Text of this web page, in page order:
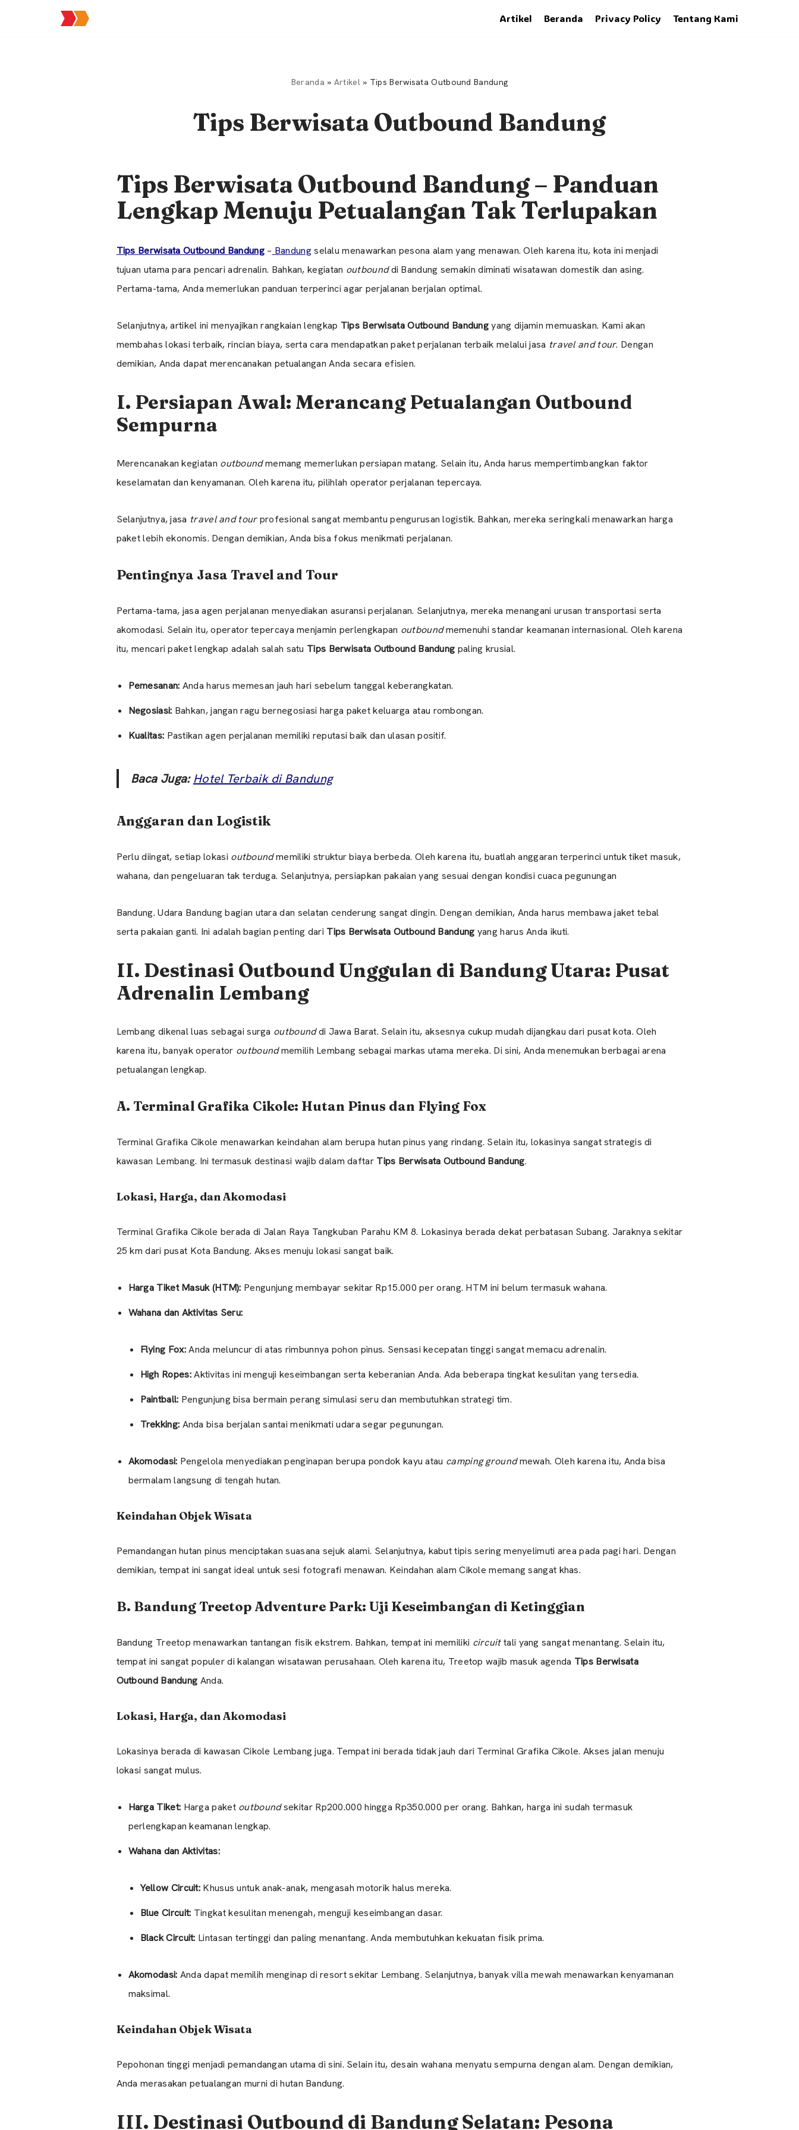
Artikel Beranda Privacy Policy Tentang Kami
Beranda » Artikel» Tips Berwisata Outbound Bandung
Tips Berwisata Outbound Bandung
Tips Berwisata Outbound Bandung – Panduan
Lengkap Menuju Petualangan Tak Terlupakan
Tips Berwisata Outbound Bandung– Bandungselalu menawarkan pesona alam yang menawan. Oleh karena itu, kota ini menjadi
tujuan utama para pencari adrenalin. Bahkan, kegiatan outbounddi Bandung semakin diminati wisatawan domestik dan asing.
Pertama-tama, Anda memerlukan panduan terperinci agar perjalanan berjalan optimal.
Selanjutnya, artikel ini menyajikan rangkaian lengkap Tips Berwisata Outbound Bandungyang dijamin memuaskan. Kami akan
membahas lokasi terbaik, rincian biaya, serta cara mendapatkan paket perjalanan terbaik melalui jasa travel and tour. Dengan
demikian, Anda dapat merencanakan petualangan Anda secara efisien.
I. Persiapan Awal: Merancang Petualangan Outbound
Sempurna
Merencanakan kegiatan outboundmemang memerlukan persiapan matang. Selain itu, Anda harus mempertimbangkan faktor
keselamatan dan kenyamanan. Oleh karena itu, pilihlah operator perjalanan tepercaya.
Selanjutnya, jasa travel and tourprofesional sangat membantu pengurusan logistik. Bahkan, mereka seringkali menawarkan harga
paket lebih ekonomis. Dengan demikian, Anda bisa fokus menikmati perjalanan.
Pentingnya Jasa Travel and Tour
Pertama-tama, jasa agen perjalanan menyediakan asuransi perjalanan. Selanjutnya, mereka menangani urusan transportasi serta
akomodasi. Selain itu, operator tepercaya menjamin perlengkapan outboundmemenuhi standar keamanan internasional. Oleh karena
itu, mencari paket lengkap adalah salah satu Tips Berwisata Outbound Bandung paling krusial.
Pemesanan: Anda harus memesan jauh hari sebelum tanggal keberangkatan.
Negosiasi: Bahkan, jangan ragu bernegosiasi harga paket keluarga atau rombongan.
Kualitas: Pastikan agen perjalanan memiliki reputasi baik dan ulasan positif.
Baca Juga:Hotel Terbaik di Bandung
Anggaran dan Logistik
Perlu diingat, setiap lokasi outboundmemiliki struktur biaya berbeda. Oleh karena itu, buatlah anggaran terperinci untuk tiket masuk,
wahana, dan pengeluaran tak terduga. Selanjutnya, persiapkan pakaian yang sesuai dengan kondisi cuaca pegunungan
Bandung. Udara Bandung bagian utara dan selatan cenderung sangat dingin. Dengan demikian, Anda harus membawa jaket tebal
serta pakaian ganti. Ini adalah bagian penting dari Tips Berwisata Outbound Bandung yang harus Anda ikuti.
II. Destinasi Outbound Unggulan di Bandung Utara: Pusat
Adrenalin Lembang
Lembang dikenal luas sebagai surga outbounddi Jawa Barat. Selain itu, aksesnya cukup mudah dijangkau dari pusat kota. Oleh
karena itu, banyak operator outboundmemilih Lembang sebagai markas utama mereka. Di sini, Anda menemukan berbagai arena
petualangan lengkap.
A. Terminal Grafika Cikole: Hutan Pinus dan Flying Fox
Terminal Grafika Cikole menawarkan keindahan alam berupa hutan pinus yang rindang. Selain itu, lokasinya sangat strategis di
kawasan Lembang. Ini termasuk destinasi wajib dalam daftar Tips Berwisata Outbound Bandung.
Lokasi, Harga, dan Akomodasi
Terminal Grafika Cikole berada di Jalan Raya Tangkuban Parahu KM 8. Lokasinya berada dekat perbatasan Subang. Jaraknya sekitar
25 km dari pusat Kota Bandung. Akses menuju lokasi sangat baik.
Harga Tiket Masuk (HTM): Pengunjung membayar sekitar Rp15.000 per orang. HTM ini belum termasuk wahana.
Wahana dan Aktivitas Seru:
Flying Fox:Anda meluncur di atas rimbunnya pohon pinus. Sensasi kecepatan tinggi sangat memacu adrenalin.
High Ropes:Aktivitas ini menguji keseimbangan serta keberanian Anda. Ada beberapa tingkat kesulitan yang tersedia.
Paintball: Pengunjung bisa bermain perang simulasi seru dan membutuhkan strategi tim.
Trekking: Anda bisa berjalan santai menikmati udara segar pegunungan.
Akomodasi: Pengelola menyediakan penginapan berupa pondok kayu atau camping groundmewah. Oleh karena itu, Anda bisa
bermalam langsung di tengah hutan.
Keindahan Objek Wisata
Pemandangan hutan pinus menciptakan suasana sejuk alami. Selanjutnya, kabut tipis sering menyelimuti area pada pagi hari. Dengan
demikian, tempat ini sangat ideal untuk sesi fotografi menawan. Keindahan alam Cikole memang sangat khas.
B. Bandung Treetop Adventure Park: Uji Keseimbangan di Ketinggian
Bandung Treetop menawarkan tantangan fisik ekstrem. Bahkan, tempat ini memiliki circuittali yang sangat menantang. Selain itu,
tempat ini sangat populer di kalangan wisatawan perusahaan. Oleh karena itu, Treetop wajib masuk agenda Tips Berwisata
Outbound Bandung Anda.
Lokasi, Harga, dan Akomodasi
Lokasinya berada di kawasan Cikole Lembang juga. Tempat ini berada tidak jauh dari Terminal Grafika Cikole. Akses jalan menuju
lokasi sangat mulus.
Harga Tiket: Harga paket outboundsekitar Rp200.000 hingga Rp350.000 per orang. Bahkan, harga ini sudah termasuk
perlengkapan keamanan lengkap.
Wahana dan Aktivitas:
Yellow Circuit: Khusus untuk anak-anak, mengasah motorik halus mereka.
Blue Circuit: Tingkat kesulitan menengah, menguji keseimbangan dasar.
Black Circuit: Lintasan tertinggi dan paling menantang. Anda membutuhkan kekuatan fisik prima.
Akomodasi: Anda dapat memilih menginap di resort sekitar Lembang. Selanjutnya, banyak villa mewah menawarkan kenyamanan
maksimal.
Keindahan Objek Wisata
Pepohonan tinggi menjadi pemandangan utama di sini. Selain itu, desain wahana menyatu sempurna dengan alam. Dengan demikian,
Anda merasakan petualangan murni di hutan Bandung.
III. Destinasi Outbound di Bandung Selatan: Pesona